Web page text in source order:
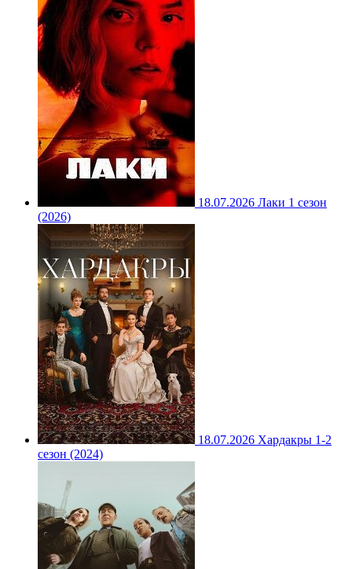
18.07.2026 Лаки 1 сезон
(2026)
18.07.2026 Хардакры 1-2
сезон (2024)